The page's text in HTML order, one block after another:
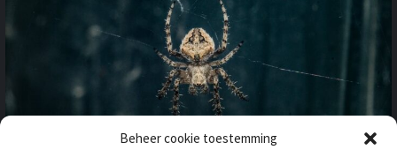
Beheer cookie toestemming